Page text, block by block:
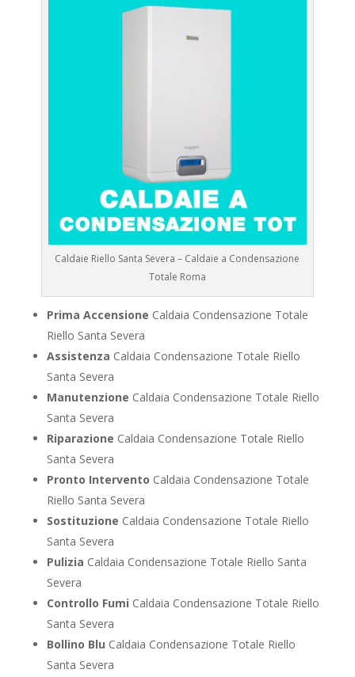
Caldaie Riello Santa Severa – Caldaie a Condensazione
Totale Roma
Prima Accensione Caldaia Condensazione Totale
Riello Santa Severa
Assistenza Caldaia Condensazione Totale Riello
Santa Severa
Manutenzione Caldaia Condensazione Totale Riello
Santa Severa
Riparazione Caldaia Condensazione Totale Riello
Santa Severa
Pronto Intervento Caldaia Condensazione Totale
Riello Santa Severa
Sostituzione Caldaia Condensazione Totale Riello
Santa Severa
Pulizia Caldaia Condensazione Totale Riello Santa
Severa
Controllo Fumi Caldaia Condensazione Totale Riello
Santa Severa
Bollino Blu Caldaia Condensazione Totale Riello
Santa Severa